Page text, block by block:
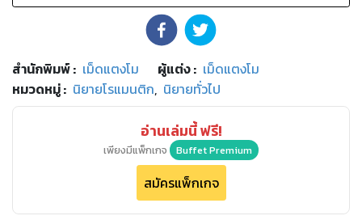
สำนักพิมพ์: เม็ดแตงโม ผู้แต่ง : เม็ดแตงโม
หมวดหมู่: นิยายโรแมนติก, นิยายทั่วไป
อ่านเล่มนี้ ฟรี!
เพียงมีแพ็กเกจ Buffet Premium
สมัครแพ็กเกจ